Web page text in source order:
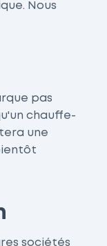
Nous
pas
chauffe-
une
sociétés